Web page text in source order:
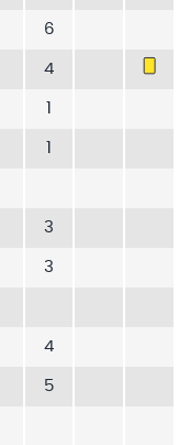
6
4
3
3
4
5